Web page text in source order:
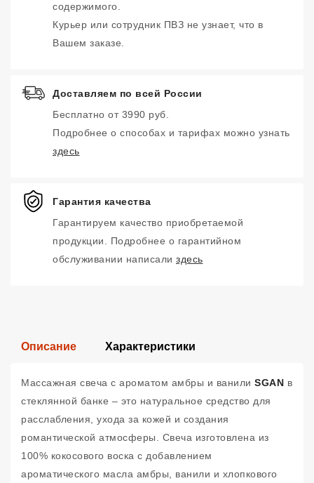
содержимого.
Курьер или сотрудник ПВЗ не узнает, что в
Вашем заказе.
Доставляем по всей России
Бесплатно от 3990 руб.
Подробнее о способах и тарифах можно узнать
здесь
Гарантия качества
Гарантируем качество приобретаемой
продукции. Подробнее о гарантийном
обслуживании написали здесь
Описание Характеристики
Массажная свеча с ароматом амбры и ванили SGAN в
стеклянной банке – это натуральное средство для
расслабления, ухода за кожей и создания
романтической атмосферы. Свеча изготовлена из
100% кокосового воска с добавлением
ароматического масла амбры, ванили и хлопкового